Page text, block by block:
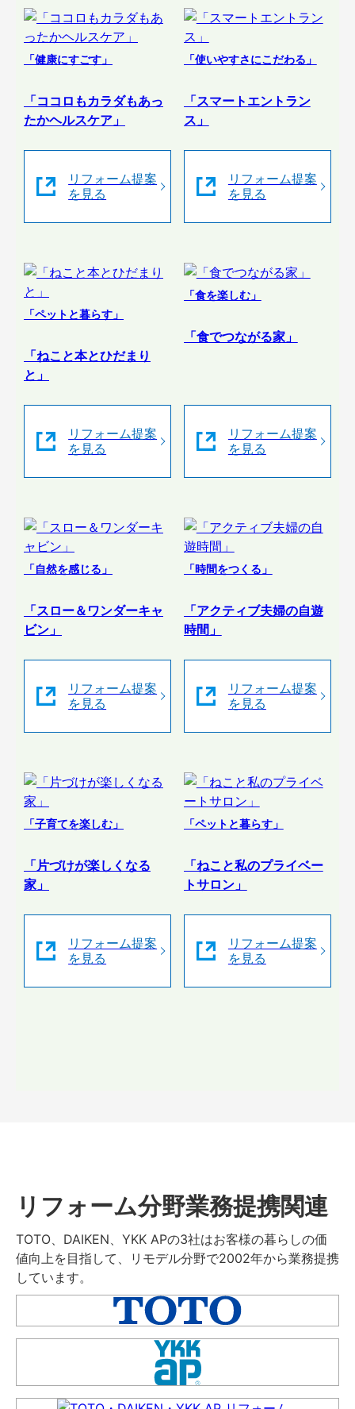
「健康にすごす」
「ココロもカラダもあっ
たかヘルスケア」
リフォーム提案
を見る
「使いやすさにこだわる」
「スマートエントラン
ス」
リフォーム提案
を見る
「ペットと暮らす」
「ねこと本とひだまり
と」
リフォーム提案
を見る
「食を楽しむ」
「食でつながる家」
リフォーム提案
を見る
「自然を感じる」
「スロー＆ワンダーキャ
ビン」
リフォーム提案
を見る
「時間をつくる」
「アクティブ夫婦の自遊
時間」
リフォーム提案
を見る
「子育てを楽しむ」
「片づけが楽しくなる
家」
リフォーム提案
を見る
「ペットと暮らす」
「ねこと私のプライベー
トサロン」
リフォーム提案
を見る
リフォーム分野業務提携関連
TOTO、DAIKEN、YKK APの3社はお客様の暮らしの価
値向上を目指して、リモデル分野で2002年から業務提携
しています。